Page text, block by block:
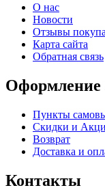
О нас
Новости
Отзывы
Карта сайта
Обратная связь
Оформление
Пункты
Скидки и
Возврат
Доставка и
Контакты